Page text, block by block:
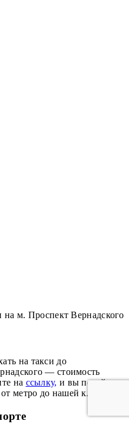
на м. Проспект Вернадского
на такси до
— стоимость
на ссылку, и вы перейдете
метро до нашей клиники.